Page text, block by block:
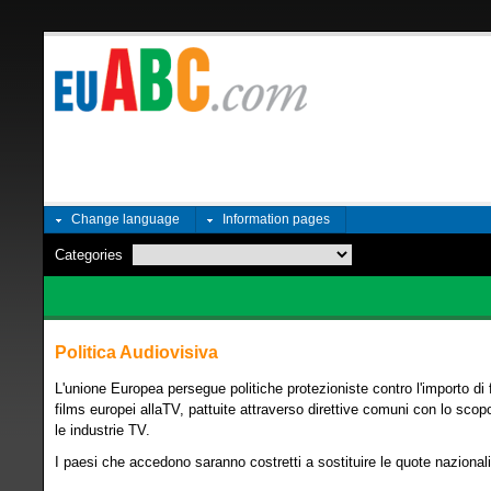
Change language Information pages
Categories
Politica Audiovisiva
L'unione Europea persegue politiche protezioniste contro l'importo
films europei allaTV, pattuite attraverso direttive comuni con lo
le industrie TV.
I paesi che accedono saranno costretti a sostituire le quote